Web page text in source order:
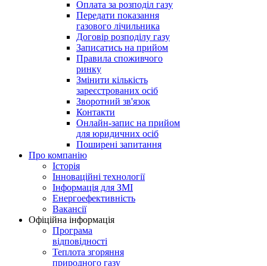
Оплата за розподіл газу
Передати показання
газового лічильника
Договір розподілу газу
Записатись на прийом
Правила споживчого
ринку
Змінити кількість
зареєстрованих осіб
Зворотний зв'язок
Контакти
Онлайн-запис на прийом
для юридичних осіб
Поширені запитання
Про компанію
Історія
Інноваційні технології
Інформація для ЗМІ
Енергоефективність
Вакансії
Офіційна інформація
Програма
відповідності
Теплота згоряння
природного газу